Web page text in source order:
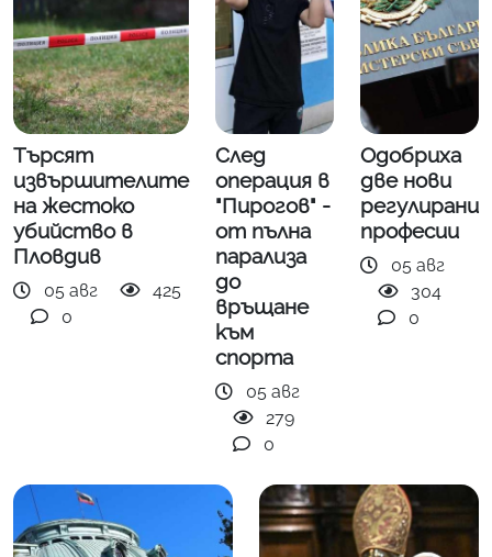
Търсят
извършителите
на жестоко
убийство в
Пловдив
05 авг
425
0
След
операция в
"Пирогов" -
от пълна
парализа
до
връщане
към
спорта
05 авг
279
0
Одобриха
две нови
регулирани
професии
05 авг
304
0